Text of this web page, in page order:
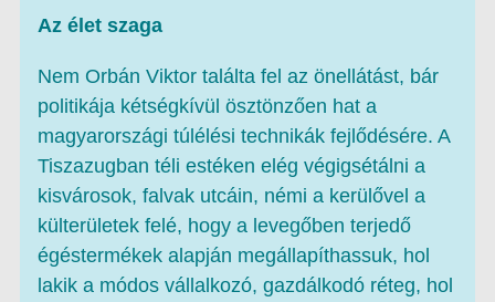
Az élet szaga
Nem Orbán Viktor találta fel az önellátást, bár
politikája kétségkívül ösztönzően hat a
magyarországi túlélési technikák fejlődésére. A
Tiszazugban téli estéken elég végigsétálni a
kisvárosok, falvak utcáin, némi a kerülővel a
külterületek felé, hogy a levegőben terjedő
égéstermékek alapján megállapíthassuk, hol
lakik a módos vállalkozó, gazdálkodó réteg, hol